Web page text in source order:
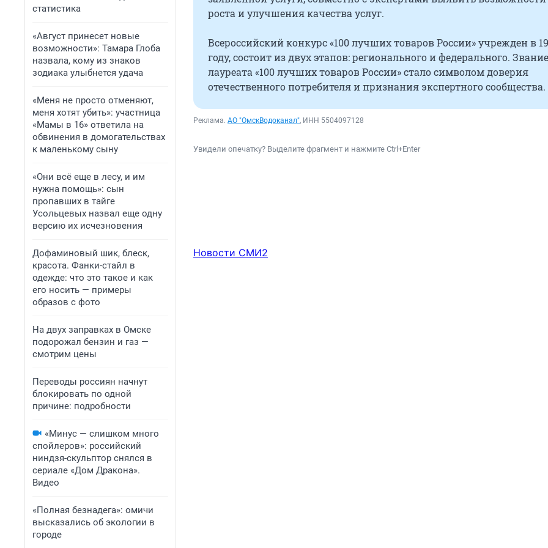
статистика
«Август принесет новые
возможности»: Тамара Глоба
назвала, кому из знаков
зодиака улыбнется удача
«Меня не просто отменяют,
меня хотят убить»: участница
«Мамы в 16» ответила на
обвинения в домогательствах
к маленькому сыну
«Они всё еще в лесу, и им
нужна помощь»: сын
пропавших в тайге
Усольцевых назвал еще одну
версию их исчезновения
Дофаминовый шик, блеск,
красота. Фанки-стайл в
одежде: что это такое и как
его носить — примеры
образов с фото
На двух заправках в Омске
подорожал бензин и газ —
смотрим цены
Переводы россиян начнут
блокировать по одной
причине: подробности
«Минус — слишком много
спойлеров»: российский
ниндзя-скульптор снялся в
сериале «Дом Дракона».
Видео
«Полная безнадега»: омичи
высказались об экологии в
городе
роста и улучшения качества услуг.
Всероссийский конкурс «100 лучших товаров России» учрежден в
году, состоит из двух этапов: регионального и федерального. Звание
лауреата «100 лучших товаров России» стало символом доверия
отечественного потребителя и признания экспертного сообщества.
Реклама. АО "ОмскВодоканал", ИНН 5504097128
Увидели опечатку? Выделите фрагмент и нажмите Ctrl+Enter
Новости СМИ2